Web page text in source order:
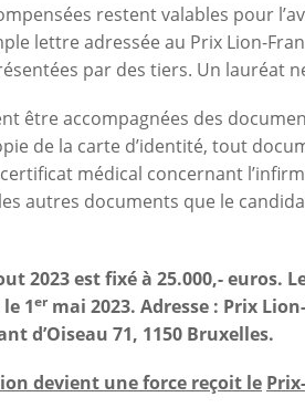
restent valables pour
lettre adressée au Prix Lion-
par des tiers. Un lauréat
être accompagnées des
de la carte d’identité, tout
médical concernant
autres documents que le
2023 est fixé à 25.000,- euros.
1ermai 2023. Adresse : Prix
d’Oiseau 71, 1150 Bruxelles.
devient une force reçoit le